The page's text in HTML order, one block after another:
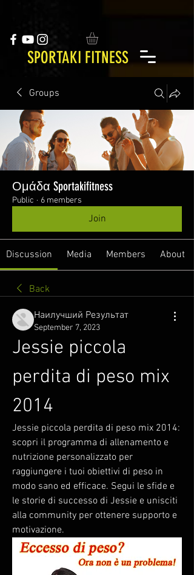
SPORTAKI FITNESS
Groups
Ομάδα Sportakifitness
Public · 6 members
Join
Discussion Media Members About
Back
Наилучший Результат
September 7, 2023
Jessie piccola
perdita di peso mix
2014
Jessie piccola perdita di peso mix 2014:
scopri il programma di allenamento e
nutrizione personalizzato per
raggiungere i tuoi obiettivi di peso in
modo sano ed efficace. Segui le sfide e
le storie di successo di Jessie e unisciti
alla community per ottenere supporto e
motivazione.